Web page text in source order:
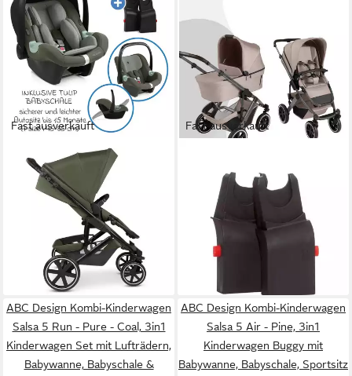
Fast ausverkauft
ABC DESIGN
Kombi-Kinderwagen Sierra
Set - Pea, 4in1 Kinderwagen
mit Babywanne, Babyschale,
Isofix Base & Sportsitz
839,90 €
24,38 €mtl. in 48 Raten
lieferbar - in 2-3 Werktagen bei dir
Fast ausverkauft
Kombi-Kinderwagen Salsa 5
Air i3in1 Aktion inkl. Tulip
Babyschale und Adapter
999,90 €
UVP 1.198,90 €
29,03 €
mtl. in 48 Raten
ABC Design Kombi-Kinderwagen
Salsa 5 Run - Pure - Coal, 3in1
Kinderwagen Set mit Lufträdern,
Babywanne, Babyschale &
ABC Design Kombi-Kinderwagen
Salsa 5 Air - Pine, 3in1
Kinderwagen Buggy mit
Babywanne, Babyschale, Sportsitz